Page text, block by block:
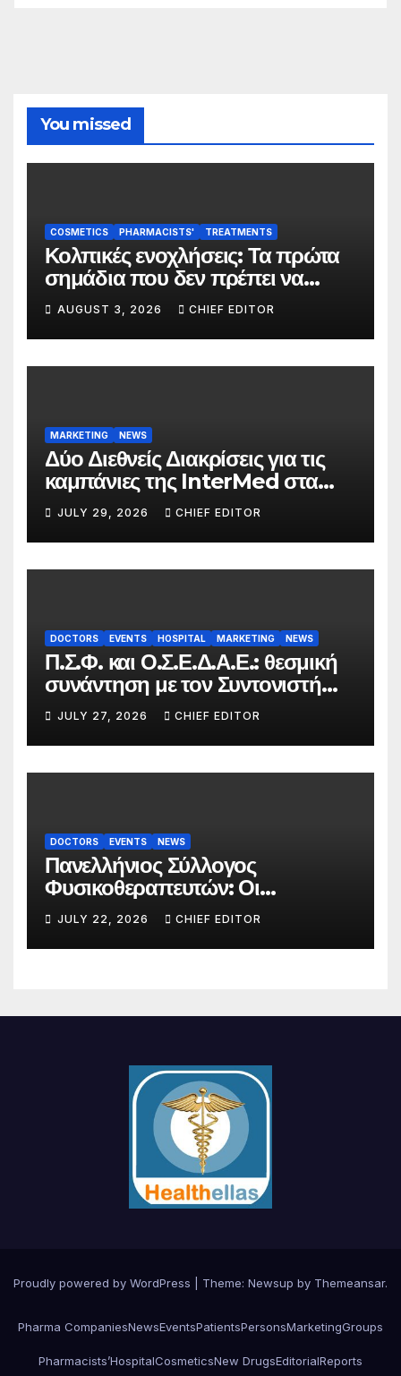
You missed
COSMETICS PHARMACISTS' TREATMENTS
Κολπικές ενοχλήσεις: Τα πρώτα
σημάδια που δεν πρέπει να
αγνοούνται
AUGUST 3, 2026 CHIEF EDITOR
MARKETING NEWS
Δύο Διεθνείς Διακρίσεις για τις
καμπάνιες της InterMed στα
FOOH Awards 2026
JULY 29, 2026 CHIEF EDITOR
DOCTORS EVENTS HOSPITAL MARKETING NEWS
Π.Σ.Φ. και Ο.Σ.Ε.Δ.Α.Ε.: θεσμική
συνάντηση με τον Συντονιστή
του Γραφείου του
Πρωθυπουργού
JULY 27, 2026 CHIEF EDITOR
DOCTORS EVENTS NEWS
Πανελλήνιος Σύλλογος
Φυσικοθεραπευτών: Οι
προτάσεις προς τον ΕΟΠΥΥ για
τον περιορισμό του clawback
JULY 22, 2026 CHIEF EDITOR
Proudly powered by WordPress Theme: Newsup by Themeansar.
Pharma CompaniesNewsEventsPatientsPersonsMarketingGroups
Pharmacists’HospitalCosmeticsNew DrugsEditorialReports